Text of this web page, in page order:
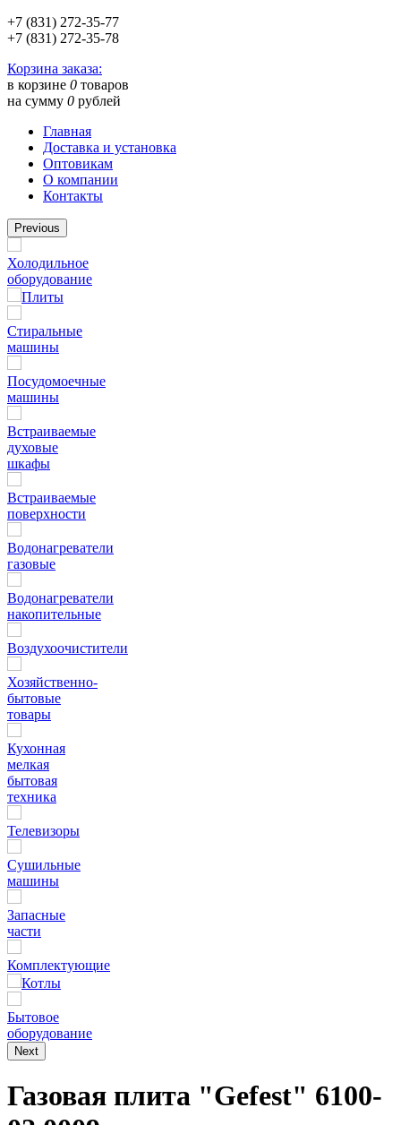
+7 (831) 272-35-77
+7 (831) 272-35-78
Корзина заказа:
в корзине 0 товаров
на сумму 0 рублей
Главная
Доставка и установка
Оптовикам
О компании
Контакты
Previous
Холодильное
оборудование
Плиты
Стиральные
машины
Посудомоечные
машины
Встраиваемые
духовые
шкафы
Встраиваемые
поверхности
Водонагреватели
газовые
Водонагреватели
накопительные
Воздухоочистители
Хозяйственно-
бытовые
товары
Кухонная
мелкая
бытовая
техника
Телевизоры
Сушильные
машины
Запасные
части
Комплектующие
Котлы
Бытовое
оборудование
Next
Газовая плита "Gefest" 6100-